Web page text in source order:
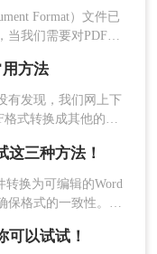
能还是有的小伙伴不
三个方法，快来看看
Format）文件已
我们需要对PDF文
格式不变呢？本文将
换为Word格式，同时
方法
有发现，我们网上下
式转换成其他的格
看吧。
三种方法！
转换为可编辑的Word
格式的一致性。那
。以试试！